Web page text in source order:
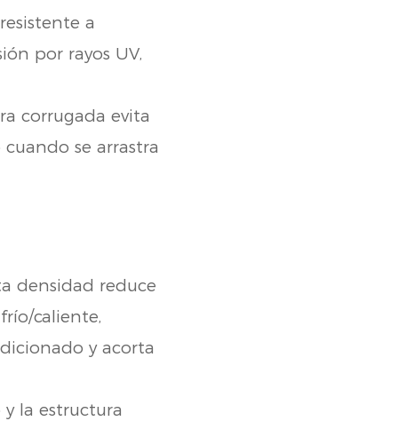
a
por rayos UV,
corrugada evita
se arrastra
densidad reduce
caliente,
y acorta
la estructura